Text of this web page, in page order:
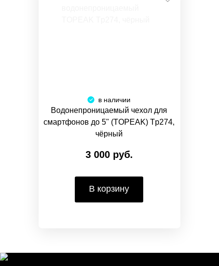
в наличии
Водонепроницаемый чехол для
смартфонов до 5" (TOPEAK) Tp274,
чёрный
3 000 руб.
В корзину